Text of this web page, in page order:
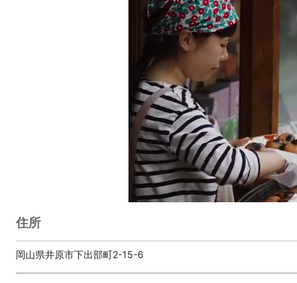
住所
岡山県井原市下出部町2-15-6